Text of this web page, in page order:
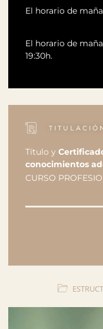
El horario de
El horario de
19:30h.
Título y
conocimientos
CURSO